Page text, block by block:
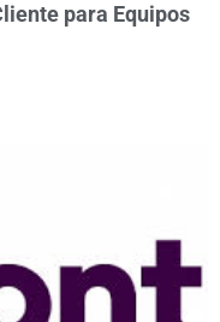
para Equipos